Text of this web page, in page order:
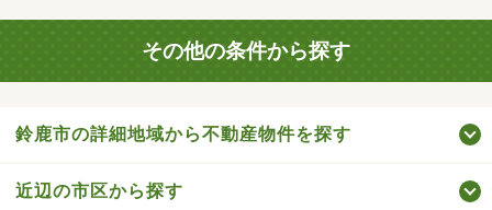
その他の条件から探す
鈴鹿市の詳細地域から不動産物件を探す
近辺の市区から探す